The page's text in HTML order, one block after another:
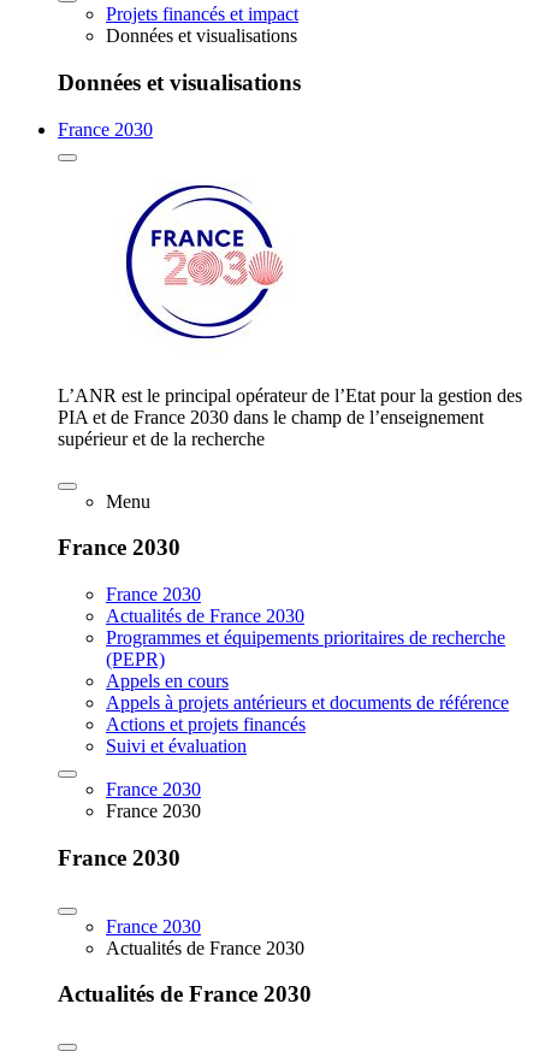
Projets financés et impact
Données et visualisations
Données et visualisations
France 2030
L’ANR est le principal opérateur de l’Etat pour la gestion des
PIA et de France 2030 dans le champ de l’enseignement
supérieur et de la recherche
Menu
France 2030
France 2030
Actualités de France 2030
Programmes et équipements prioritaires de recherche
(PEPR)
Appels en cours
Appels à projets antérieurs et documents de référence
Actions et projets financés
Suivi et évaluation
France 2030
France 2030
France 2030
France 2030
Actualités de France 2030
Actualités de France 2030